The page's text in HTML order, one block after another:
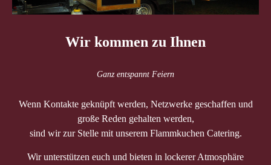
Wir kommen zu Ihnen
Ganz entspannt Feiern
Wenn Kontakte geknüpft werden, Netzwerke geschaffen und
große Reden gehalten werden,
sind wir zur Stelle mit unserem Flammkuchen Catering.
Wir unterstützen euch und bieten in lockerer Atmosphäre